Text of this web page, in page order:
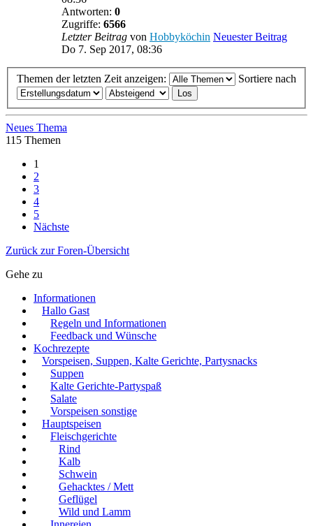
Antworten: 0
Zugriffe: 6566
Letzter Beitrag von Hobbyköchin Neuester Beitrag
Do 7. Sep 2017, 08:36
Themen der letzten Zeit anzeigen: Sortiere nach
Neues Thema
115 Themen
1
2
3
4
5
Nächste
Zurück zur Foren-Übersicht
Gehe zu
Informationen
Hallo Gast
Regeln und Informationen
Feedback und Wünsche
Kochrezepte
Vorspeisen, Suppen, Kalte Gerichte, Partysnacks
Suppen
Kalte Gerichte-Partyspaß
Salate
Vorspeisen sonstige
Hauptspeisen
Fleischgerichte
Rind
Kalb
Schwein
Gehacktes / Mett
Geflügel
Wild und Lamm